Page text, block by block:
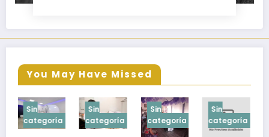
You May Have Missed
Sin
categoría
Sin
categoría
Sin
categoría
Sin
categoría